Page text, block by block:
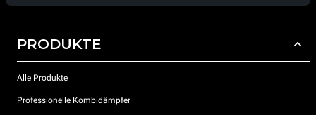
PRODUKTE
Alle Produkte
Professionelle Kombidämpfer